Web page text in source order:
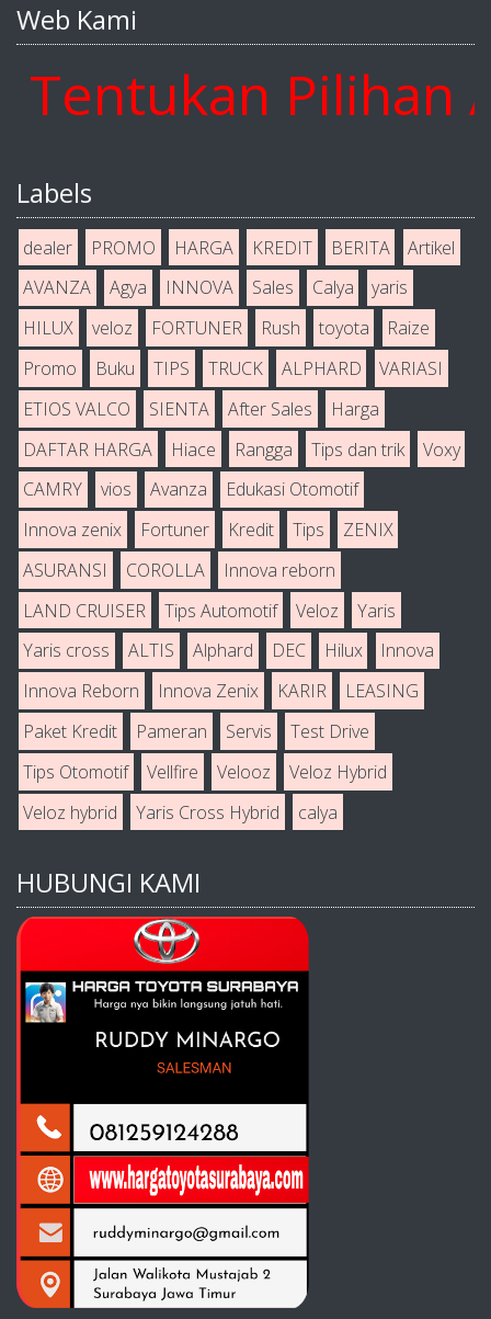
Web Kami
Pilihan
Labels
dealer PROMO HARGA KREDIT BERITA
Artikel
AVANZA
Agya INNOVA Sales Calya
yaris
HILUX
veloz FORTUNER Rush toyota
Raize
Promo
Buku TIPS TRUCK ALPHARD
VARIASI
ETIOS VALCO
SIENTA After Sales
Harga
DAFTAR HARGA
Hiace Rangga Tips dan trik
Voxy
CAMRY
vios Avanza
Edukasi Otomotif
Innova zenix
Fortuner Kredit Tips
ZENIX
ASURANSI
COROLLA
Innova reborn
LAND CRUISER
Tips Automotif Veloz
Yaris
Yaris cross
ALTIS Alphard DEC Hilux
Innova
Innova Reborn
Innova Zenix KARIR
LEASING
Paket Kredit
Pameran Servis
Test Drive
Tips Otomotif
Vellfire Velooz
Veloz Hybrid
Veloz hybrid
Yaris Cross Hybrid calya
HUBUNGI KAMI